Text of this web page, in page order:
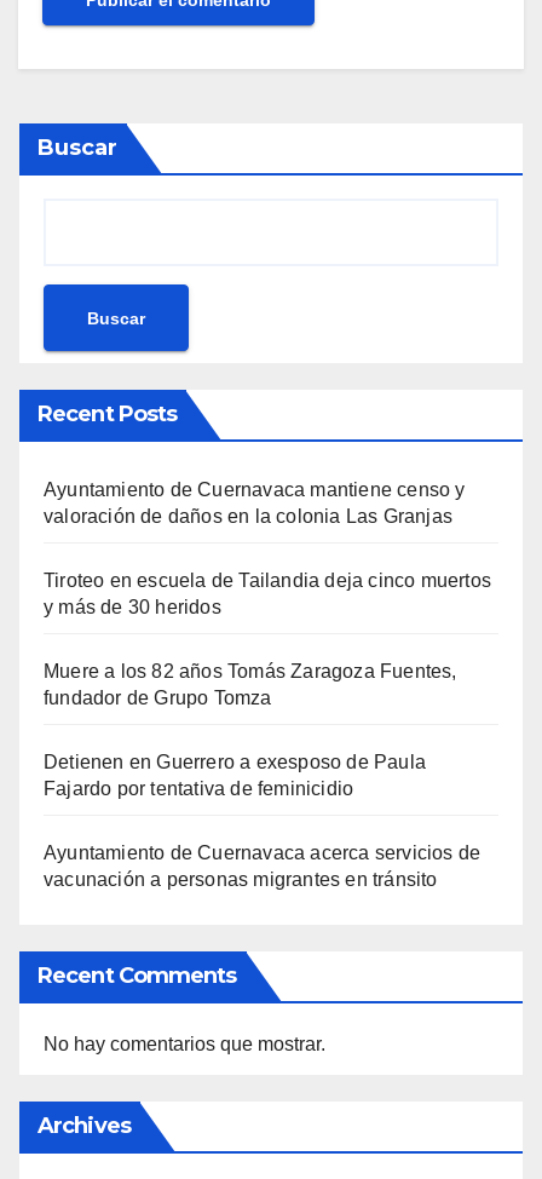
Buscar
Buscar
Recent Posts
Ayuntamiento de Cuernavaca mantiene censo y
valoración de daños en la colonia Las Granjas
Tiroteo en escuela de Tailandia deja cinco muertos
y más de 30 heridos
Muere a los 82 años Tomás Zaragoza Fuentes,
fundador de Grupo Tomza
Detienen en Guerrero a exesposo de Paula
Fajardo por tentativa de feminicidio
Ayuntamiento de Cuernavaca acerca servicios de
vacunación a personas migrantes en tránsito
Recent Comments
No hay comentarios que mostrar.
Archives